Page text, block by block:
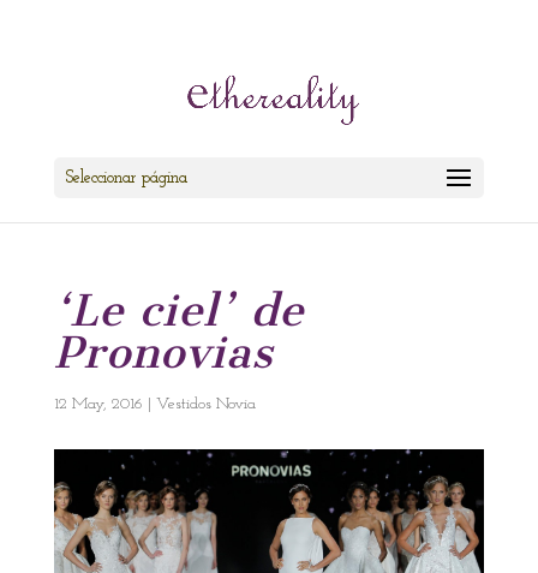
Seleccionar página
‘Le ciel’ de
Pronovias
12 May, 2016 Vestidos Novia